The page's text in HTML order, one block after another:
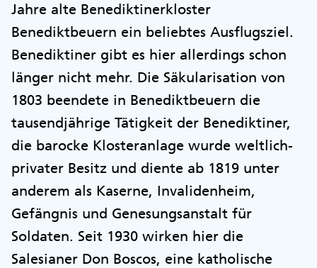
Jahre alte Benediktinerkloster
Benediktbeuern ein beliebtes Ausflugsziel.
Benediktiner gibt es hier allerdings schon
länger nicht mehr. Die Säkularisation von
1803 beendete in Benediktbeuern die
tausendjährige Tätigkeit der Benediktiner,
die barocke Klosteranlage wurde weltlich-
privater Besitz und diente ab 1819 unter
anderem als Kaserne, Invalidenheim,
Gefängnis und Genesungsanstalt für
Soldaten. Seit 1930 wirken hier die
Salesianer Don Boscos, eine katholische